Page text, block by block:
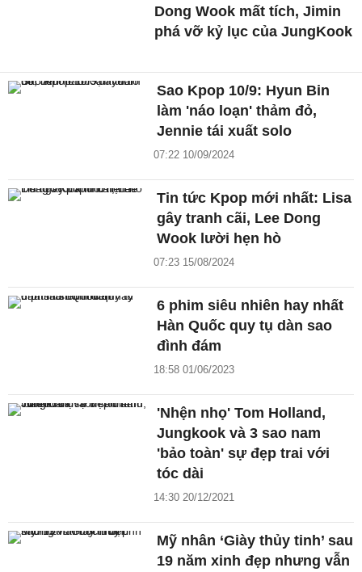
Dong Wook mất tích, Jimin
phá vỡ kỷ lục của JungKook
Sao Kpop 10/9: Hyun Bin
làm 'náo loạn' thảm đỏ,
Jennie tái xuất solo
07:22 10/09/2024
Tin tức Kpop mới nhất: Lisa
gây tranh cãi, Lee Dong
Wook lười hẹn hò
07:23 15/08/2024
6 phim siêu nhiên hay nhất
Hàn Quốc quy tụ dàn sao
đình đám
18:58 01/06/2023
'Nhện nhọ' Tom Holland,
Jungkook và 3 sao nam
'bảo toàn' sự đẹp trai với
tóc dài
14:30 20/12/2021
Mỹ nhân ‘Giày thủy tinh’ sau
19 năm xinh đẹp nhưng vẫn